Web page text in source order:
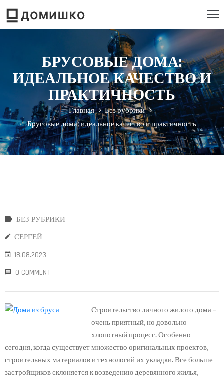
БРУСОВЫЕ ДОМА:
ИДЕАЛЬНОЕ КАЧЕСТВО И
ПРАКТИЧНОСТЬ
Главная
Без рубрики
Брусовые дома: идеальное качество и практичность
БЕЗ РУБРИКИ
СЕРГЕЙ
18.08.2023
0 COMMENT
Строительство личного жилого дома –
очень приятный, но довольно
хлопотный процесс. Особенно
сегодня, когда существует множество оригинальных проектов,
строительных материалов и технологий их укладки. Все больше
застройщиков склоняется к возведению деревянного жилья,